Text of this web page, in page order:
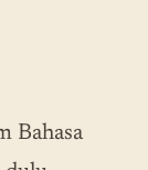
Bahasa